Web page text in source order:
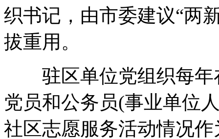
织书记，由市委建议“两
拔重用。
驻区单位党组织每年
党员和公务员(事业单位
社区志愿服务活动情况